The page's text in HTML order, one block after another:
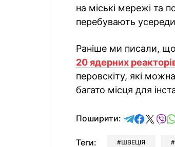
на міські мережі та
перебувають
Раніше ми писали, що
20 ядерних
перовскіту, які
багато місця для
Поширити:
Теги: ШВЕЦІЯ